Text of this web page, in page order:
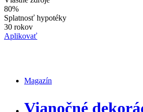
80%
Splatnosť hypotéky
30 rokov
Aplikovať
Magazín
Vianočné